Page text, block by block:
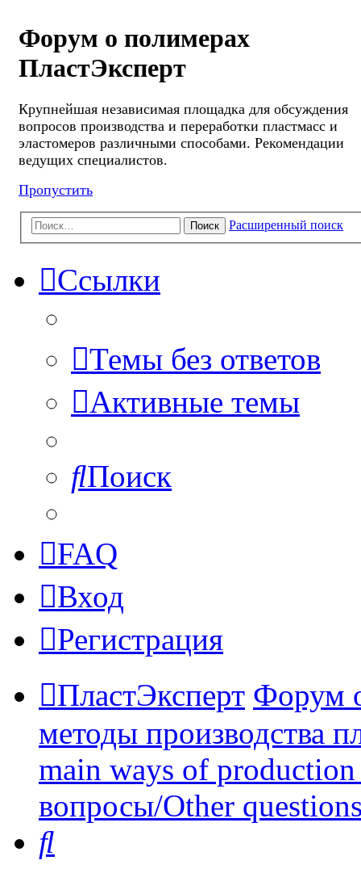
Форум о полимерах
ПластЭксперт
Крупнейшая независимая площадка для обсуждения
вопросов производства и переработки пластмасс и
эластомеров различными способами. Рекомендации
ведущих специалистов.
Пропустить
Поиск Расширенный поиск
Ссылки
Темы без ответов
Активные темы
Поиск
FAQ
Вход
Регистрация
ПластЭксперт Форум
методы производства
main ways of
вопросы/Other